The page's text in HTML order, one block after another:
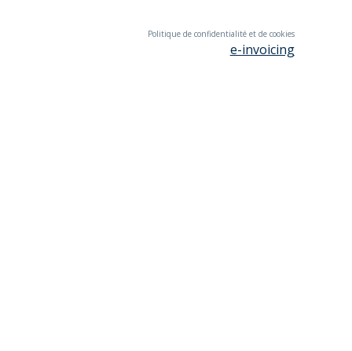
Politique de confidentialité et de cookies
e-invoicing